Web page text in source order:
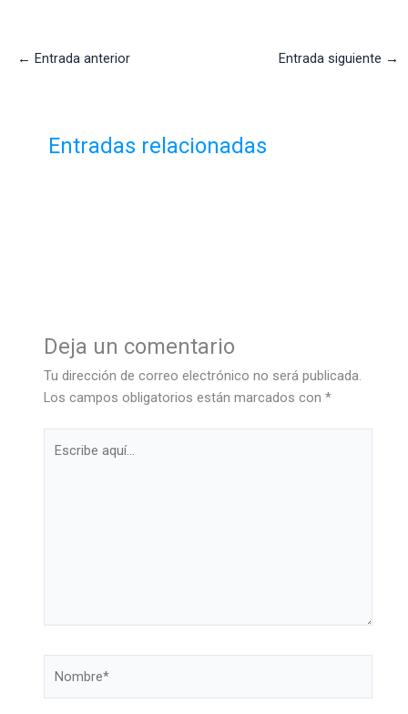
← Entrada anterior Entrada siguiente →
Entradas relacionadas
Deja un comentario
Tu dirección de correo electrónico no será publicada.
Los campos obligatorios están marcados con *
aquí...